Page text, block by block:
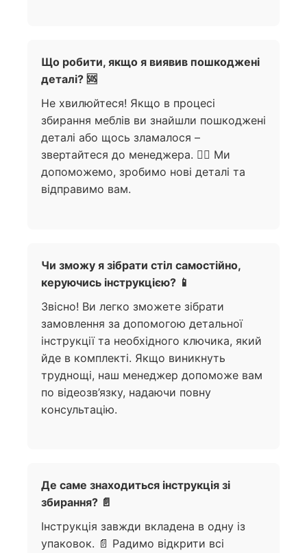
Що робити, якщо я виявив пошкоджені
деталі? 🆘
Не хвилюйтеся! Якщо в процесі
збирання меблів ви знайшли пошкоджені
деталі або щось зламалося –
звертайтеся до менеджера. 🙋‍♀️ Ми
допоможемо, зробимо нові деталі та
відправимо вам.
Чи зможу я зібрати стіл самостійно,
керуючись інструкцією? 📱
Звісно! Ви легко зможете зібрати
замовлення за допомогою детальної
інструкції та необхідного ключика, який
йде в комплекті. Якщо виникнуть
труднощі, наш менеджер допоможе вам
по відеозв’язку, надаючи повну
консультацію.
Де саме знаходиться інструкція зі
збирання? 📄
Інструкція завжди вкладена в одну із
упаковок. 📄 Радимо відкрити всі